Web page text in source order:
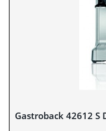
Gastroback 42612 S